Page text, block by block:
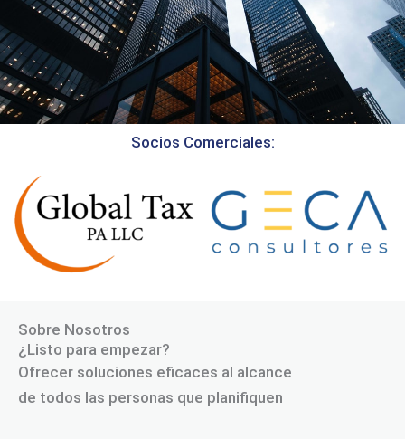
Socios Comerciales:
Sobre Nosotros
¿Listo para empezar?
Ofrecer soluciones eficaces al alcance
de todos las personas que planifiquen